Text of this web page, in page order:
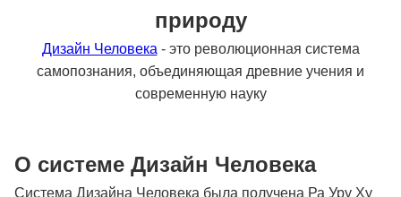
природу
Дизайн Человека - это революционная система
самопознания, объединяющая древние учения и
современную науку
О системе Дизайн Человека
Система Дизайна Человека была получена Ра Уру Ху